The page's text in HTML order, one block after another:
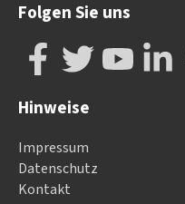
Folgen Sie uns
Hinweise
Impressum
Datenschutz
Kontakt